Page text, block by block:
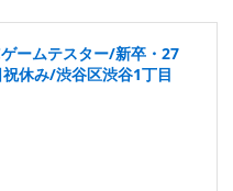
ームテスター/新卒・27
休み/渋谷区渋谷1丁目